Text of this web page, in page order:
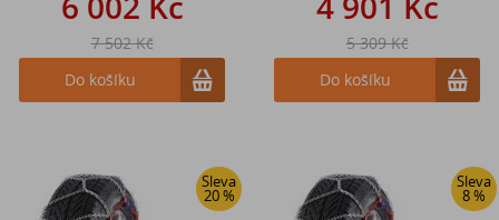
7 502 Kč
Do košíku
5 309 Kč
Do košíku
Sleva
20 %
Sleva
8 %